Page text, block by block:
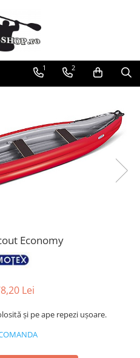
1 2
Economy
Lei
și pe ape repezi ușoare.